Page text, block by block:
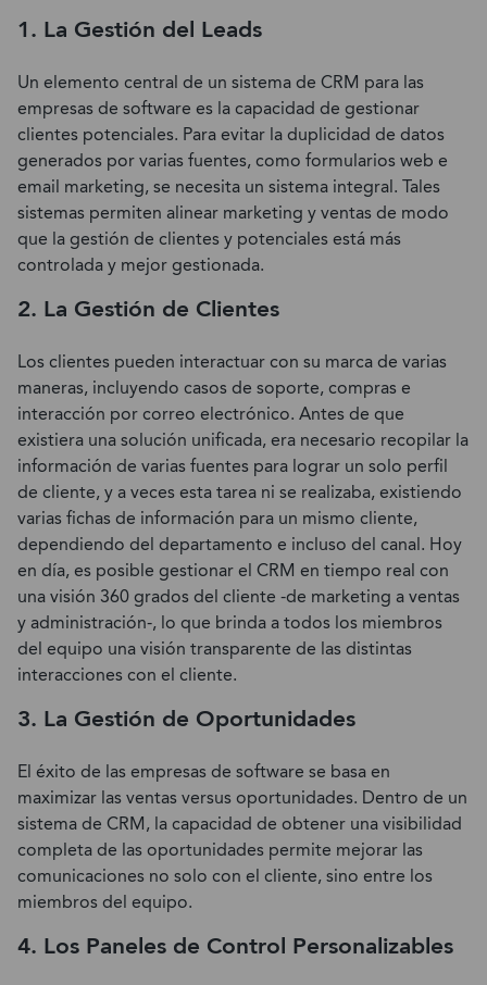
1. La Gestión del Leads
Un elemento central de un sistema de CRM para las
empresas de software es la capacidad de gestionar
clientes potenciales. Para evitar la duplicidad de datos
generados por varias fuentes, como formularios web e
email marketing, se necesita un sistema integral. Tales
sistemas permiten alinear marketing y ventas de modo
que la gestión de clientes y potenciales está más
controlada y mejor gestionada.
2. La Gestión de Clientes
Los clientes pueden interactuar con su marca de varias
maneras, incluyendo casos de soporte, compras e
interacción por correo electrónico. Antes de que
existiera una solución unificada, era necesario recopilar la
información de varias fuentes para lograr un solo perfil
de cliente, y a veces esta tarea ni se realizaba, existiendo
varias fichas de información para un mismo cliente,
dependiendo del departamento e incluso del canal. Hoy
en día, es posible gestionar el CRM en tiempo real con
una visión 360 grados del cliente -de marketing a ventas
y administración-, lo que brinda a todos los miembros
del equipo una visión transparente de las distintas
interacciones con el cliente.
3. La Gestión de Oportunidades
El éxito de las empresas de software se basa en
maximizar las ventas versus oportunidades. Dentro de un
sistema de CRM, la capacidad de obtener una visibilidad
completa de las oportunidades permite mejorar las
comunicaciones no solo con el cliente, sino entre los
miembros del equipo.
4. Los Paneles de Control Personalizables